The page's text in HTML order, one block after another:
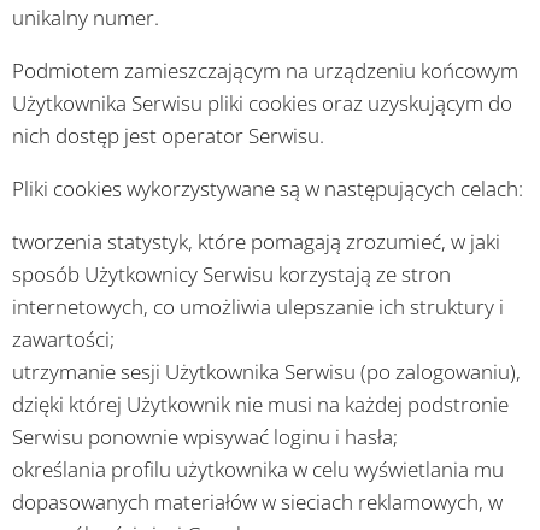
unikalny numer.
Podmiotem zamieszczającym na urządzeniu końcowym
Użytkownika Serwisu pliki cookies oraz uzyskującym do
nich dostęp jest operator Serwisu.
Pliki cookies wykorzystywane są w następujących celach:
tworzenia statystyk, które pomagają zrozumieć, w jaki
sposób Użytkownicy Serwisu korzystają ze stron
internetowych, co umożliwia ulepszanie ich struktury i
zawartości;
utrzymanie sesji Użytkownika Serwisu (po zalogowaniu),
dzięki której Użytkownik nie musi na każdej podstronie
Serwisu ponownie wpisywać loginu i hasła;
określania profilu użytkownika w celu wyświetlania mu
dopasowanych materiałów w sieciach reklamowych, w